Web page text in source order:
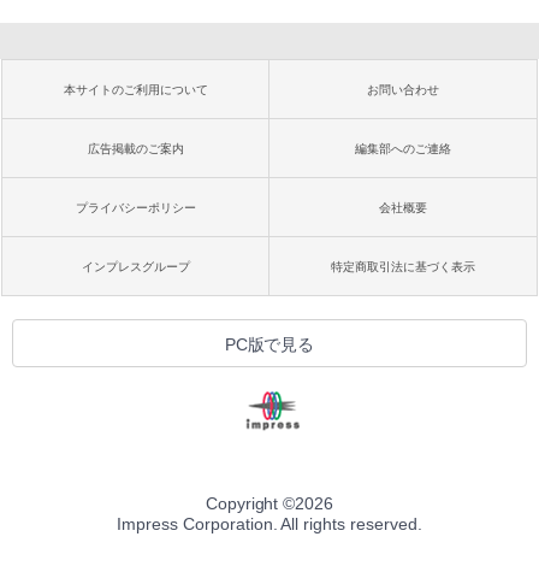
本サイトのご利用について お問い合わせ
広告掲載のご案内 編集部へのご連絡
プライバシーポリシー 会社概要
インプレスグループ 特定商取引法に基づく表示
PC版で見る
Copyright ©2026
Impress Corporation. All rights reserved.